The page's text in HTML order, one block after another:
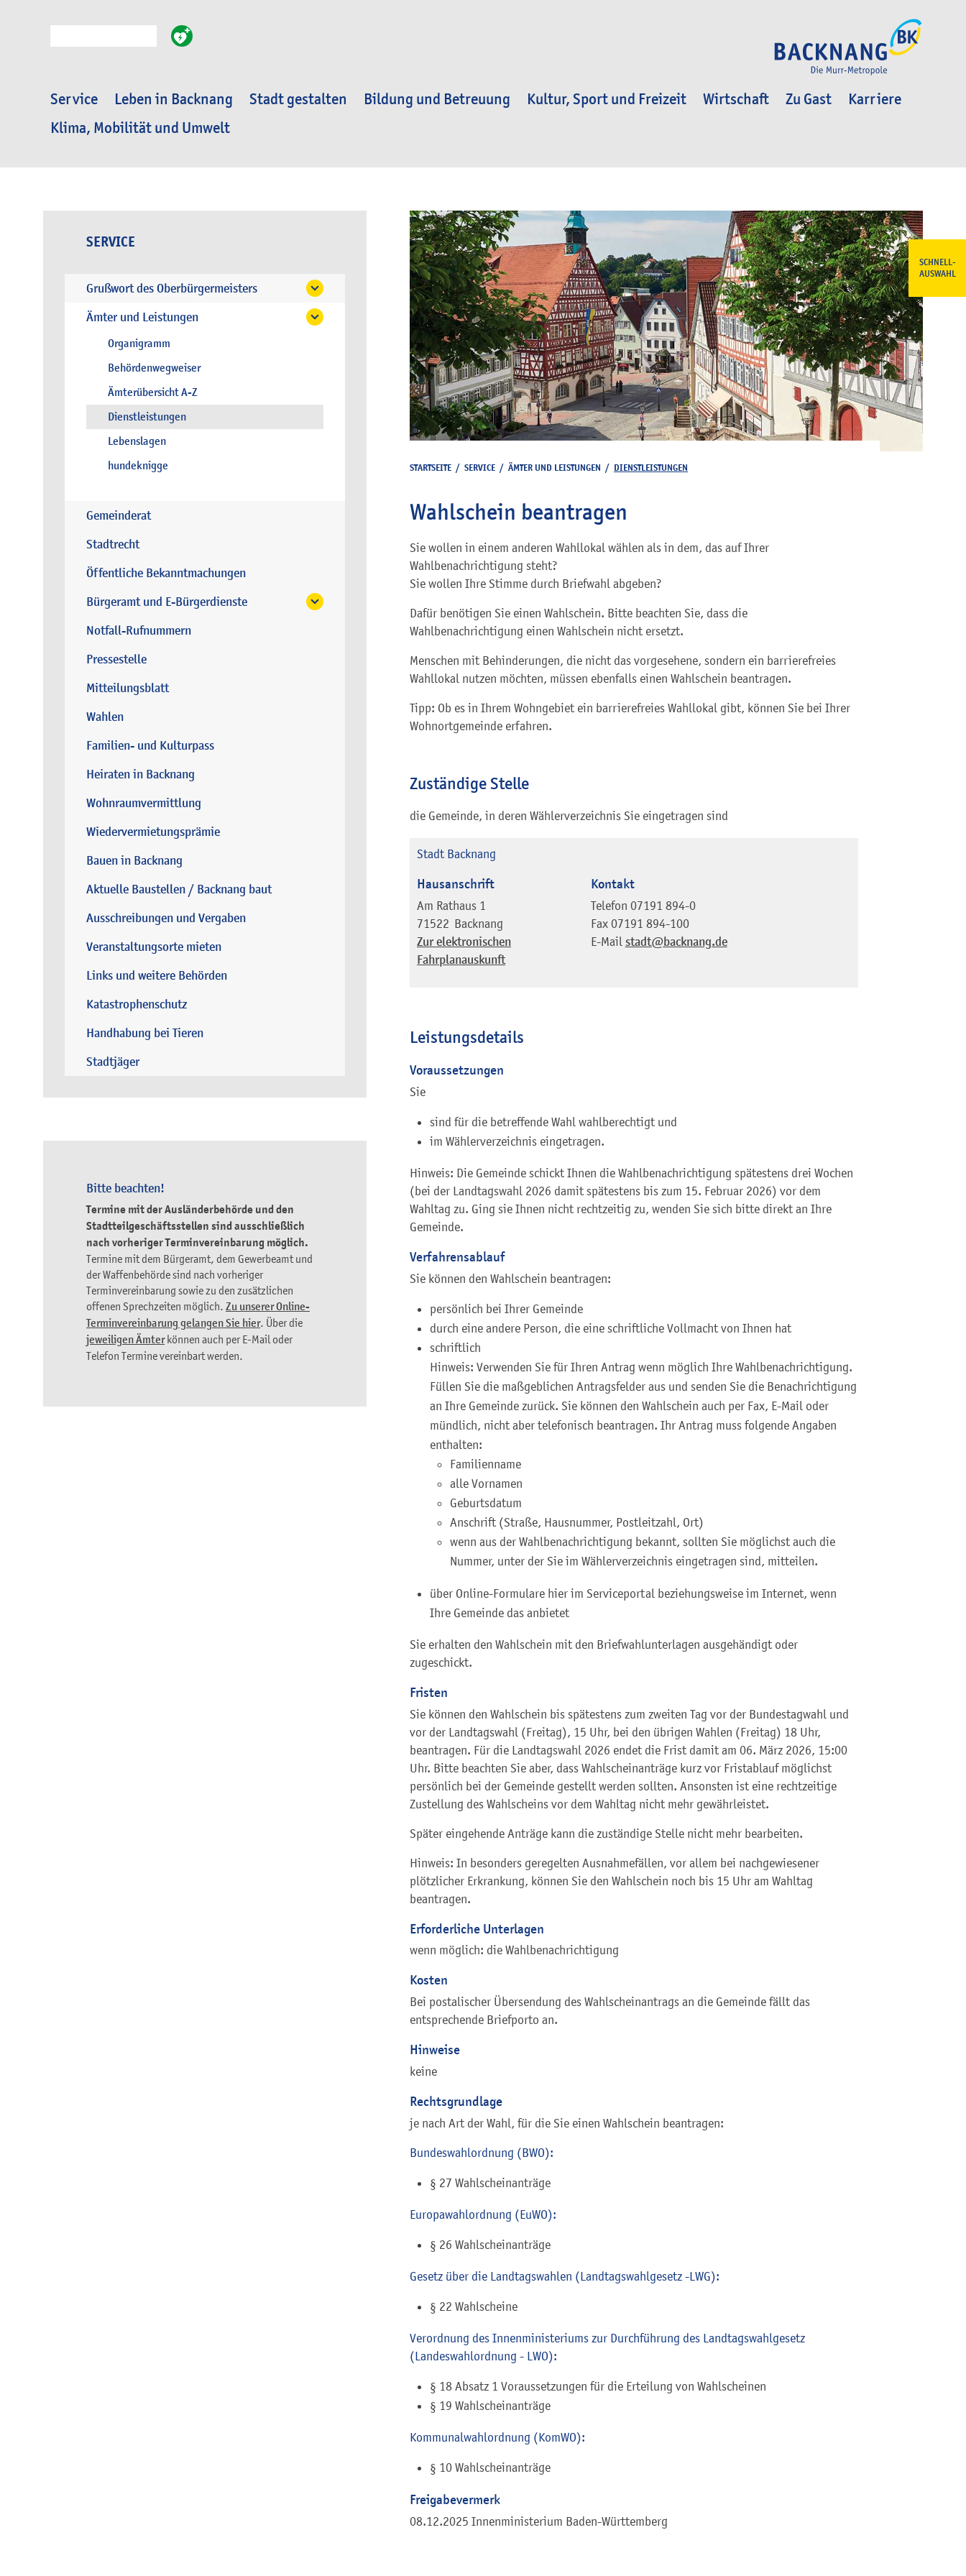
Service Leben in Backnang Stadt gestalten Bildung und Betreuung Kultur, Sport und Freizeit Wirtschaft Zu Gast
Karriere
Klima, Mobilität und Umwelt
SCHNELL-
AUSWAHL
SERVICE
Grußwort des Oberbürgermeisters
Ämter und Leistungen
Organigramm
Behördenwegweiser
Ämterübersicht A-Z
Dienstleistungen
Lebenslagen
hundeknigge
Gemeinderat
Stadtrecht
Öffentliche Bekanntmachungen
Bürgeramt und E-Bürgerdienste
Notfall-Rufnummern
Pressestelle
Mitteilungsblatt
Wahlen
Familien- und Kulturpass
Heiraten in Backnang
Wohnraumvermittlung
Wiedervermietungsprämie
Bauen in Backnang
Aktuelle Baustellen / Backnang baut
Ausschreibungen und Vergaben
Veranstaltungsorte mieten
Links und weitere Behörden
Katastrophenschutz
Handhabung bei Tieren
Stadtjäger
Bitte beachten!
Termine mit der Ausländerbehörde und den
Stadtteilgeschäftsstellen sind ausschließlich
nach vorheriger Terminvereinbarung möglich.
Termine mit dem Bürgeramt, dem Gewerbeamt und
der Waffenbehörde sind nach vorheriger
Terminvereinbarung sowie zu den zusätzlichen
offenen Sprechzeiten möglich. Zu unserer Online-
Terminvereinbarung gelangen Sie hier. Über die
jeweiligen Ämterkönnen auch per E-Mail oder
Telefon Termine vereinbart werden.
STARTSEITE / SERVICE / ÄMTER UND LEISTUNGEN / DIENSTLEISTUNGEN
Wahlschein beantragen
Sie wollen in einem anderen Wahllokal wählen als in dem, das auf Ihrer
Wahlbenachrichtigung steht?
Sie wollen Ihre Stimme durch Briefwahl abgeben?
Dafür benötigen Sie einen Wahlschein. Bitte beachten Sie, dass die
Wahlbenachrichtigung einen Wahlschein nicht ersetzt.
Menschen mit Behinderungen, die nicht das vorgesehene, sondern ein barrierefreies
Wahllokal nutzen möchten, müssen ebenfalls einen Wahlschein beantragen.
Tipp: Ob es in Ihrem Wohngebiet ein barrierefreies Wahllokal gibt, können Sie bei Ihrer
Wohnortgemeinde erfahren.
Zuständige Stelle
die Gemeinde, in deren Wählerverzeichnis Sie eingetragen sind
Stadt Backnang
Hausanschrift
Am Rathaus 1
71522 Backnang
Zur elektronischen
Fahrplanauskunft
Kontakt
Telefon 07191 894-0
Fax 07191 894-100
E-Mail stadt@backnang.de
Leistungsdetails
Voraussetzungen
Sie
sind für die betreffende Wahl wahlberechtigt und
im Wählerverzeichnis eingetragen.
Hinweis: Die Gemeinde schickt Ihnen die Wahlbenachrichtigung spätestens drei Wochen
(bei der Landtagswahl 2026 damit spätestens bis zum 15. Februar 2026) vor dem
Wahltag zu. Ging sie Ihnen nicht rechtzeitig zu, wenden Sie sich bitte direkt an Ihre
Gemeinde.
Verfahrensablauf
Sie können den Wahlschein beantragen:
persönlich bei Ihrer Gemeinde
durch eine andere Person, die eine schriftliche Vollmacht von Ihnen hat
schriftlich
Hinweis: Verwenden Sie für Ihren Antrag wenn möglich Ihre Wahlbenachrichtigung.
Füllen Sie die maßgeblichen Antragsfelder aus und senden Sie die Benachrichtigung
an Ihre Gemeinde zurück. Sie können den Wahlschein auch per Fax, E-Mail oder
mündlich, nicht aber telefonisch beantragen. Ihr Antrag muss folgende Angaben
enthalten:
Familienname
alle Vornamen
Geburtsdatum
Anschrift (Straße, Hausnummer, Postleitzahl, Ort)
wenn aus der Wahlbenachrichtigung bekannt, sollten Sie möglichst auch die
Nummer, unter der Sie im Wählerverzeichnis eingetragen sind, mitteilen.
über Online-Formulare hier im Serviceportal beziehungsweise im Internet, wenn
Ihre Gemeinde das anbietet
Sie erhalten den Wahlschein mit den Briefwahlunterlagen ausgehändigt oder
zugeschickt.
Fristen
Sie können den Wahlschein bis spätestens zum zweiten Tag vor der Bundestagwahl und
vor der Landtagswahl (Freitag), 15 Uhr, bei den übrigen Wahlen (Freitag) 18 Uhr,
beantragen. Für die Landtagswahl 2026 endet die Frist damit am 06. März 2026, 15:00
Uhr. Bitte beachten Sie aber, dass Wahlscheinanträge kurz vor Fristablauf möglichst
persönlich bei der Gemeinde gestellt werden sollten. Ansonsten ist eine rechtzeitige
Zustellung des Wahlscheins vor dem Wahltag nicht mehr gewährleistet.
Später eingehende Anträge kann die zuständige Stelle nicht mehr bearbeiten.
Hinweis: In besonders geregelten Ausnahmefällen, vor allem bei nachgewiesener
plötzlicher Erkrankung, können Sie den Wahlschein noch bis 15 Uhr am Wahltag
beantragen.
Erforderliche Unterlagen
wenn möglich: die Wahlbenachrichtigung
Kosten
Bei postalischer Übersendung des Wahlscheinantrags an die Gemeinde fällt das
entsprechende Briefporto an.
Hinweise
keine
Rechtsgrundlage
je nach Art der Wahl, für die Sie einen Wahlschein beantragen:
Bundeswahlordnung (BWO):
§ 27 Wahlscheinanträge
Europawahlordnung (EuWO):
§ 26 Wahlscheinanträge
Gesetz über die Landtagswahlen (Landtagswahlgesetz -LWG):
§ 22 Wahlscheine
Verordnung des Innenministeriums zur Durchführung des Landtagswahlgesetz
(Landeswahlordnung - LWO):
§ 18 Absatz 1 Voraussetzungen für die Erteilung von Wahlscheinen
§ 19 Wahlscheinanträge
Kommunalwahlordnung (KomWO):
§ 10 Wahlscheinanträge
Freigabevermerk
08.12.2025 Innenministerium Baden-Württemberg